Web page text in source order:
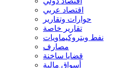
اقتصاد عربي
حوارات وتقارير
تقارير خاصة
نفط وبتروكيماويات
مصارف
قضايا ساخنة
أسواق مالية